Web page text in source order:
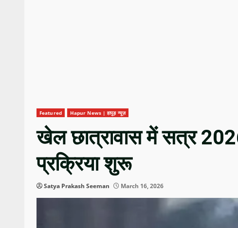
Featured Hapur News | हापुड़ न्यूज़
खेल छात्रावास में सत्र
प्रक्रिया शुरू
Satya Prakash Seeman March 16, 2026